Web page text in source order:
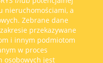
nieruchomościami, a
Zebrane dane
przekazywane
i innym podmiotom
w proces
osobowych jest